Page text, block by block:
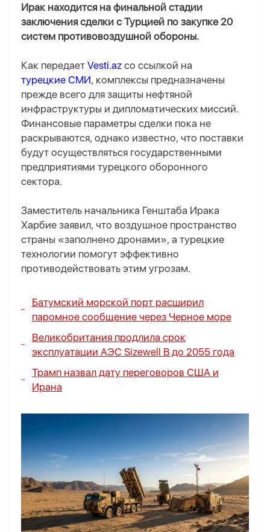
Ирак находится на финальной стадии
заключения сделки с Турцией по закупке 20
систем противовоздушной обороны.
Как передает Vesti.az со ссылкой на
турецкие СМИ, комплексы предназначены
прежде всего для защиты нефтяной
инфраструктуры и дипломатических миссий.
Финансовые параметры сделки пока не
раскрываются, однако известно, что поставки
будут осуществляться государственными
предприятиями турецкого оборонного
сектора.
Заместитель начальника Генштаба Ирака
Харбие заявил, что воздушное пространство
страны «заполнено дронами», а турецкие
технологии помогут эффективно
противодействовать этим угрозам.
Батумский морской порт расширил
паромное сообщение через Черное море
Великобритания продлила срок
эксплуатации АЭС Sizewell B до 2055 года
Трамп назвал дату переговоров США и
Ирана